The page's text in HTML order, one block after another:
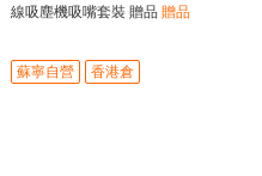
線吸塵機吸嘴套裝 贈品 贈品
蘇寧自營 香港倉